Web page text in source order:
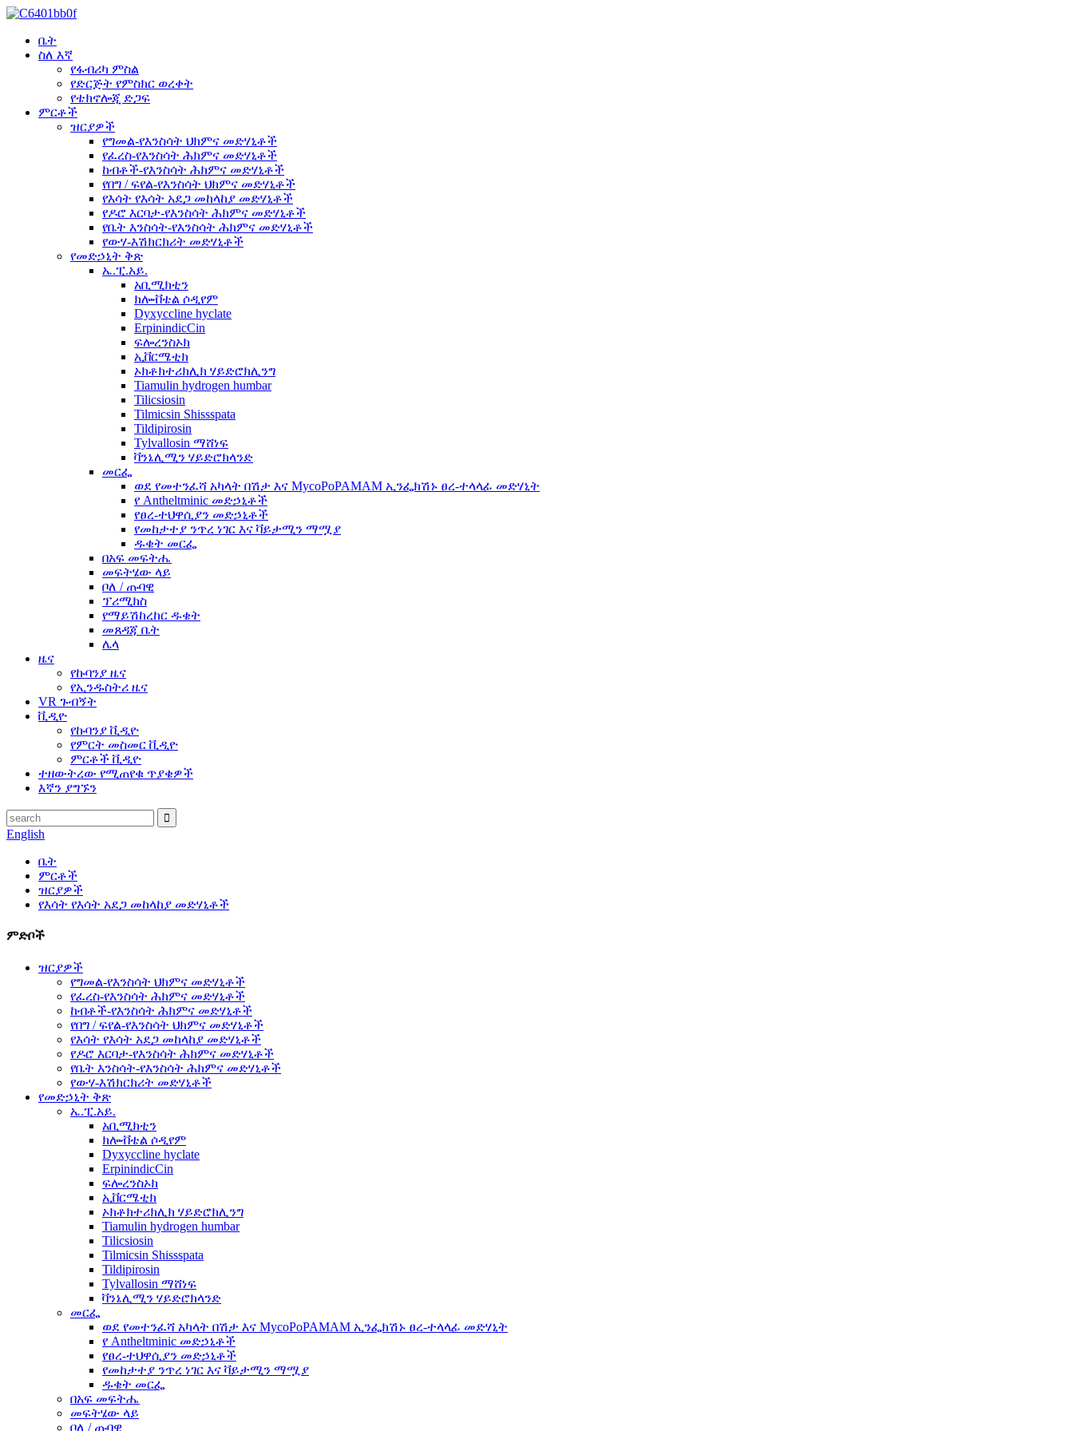
ቤት
ስለ እኛ
የፋብሪካ ምስል
የድርጅት የምስክር ወረቀት
የቴክኖሎጂ ድጋፍ
ምርቶች
ዝርያዎች
የግመል-የእንስሳት ህክምና መድሃኒቶች
የፈረስ-የእንስሳት ሕክምና መድሃኒቶች
ከብቶች-የእንስሳት ሕክምና መድሃኒቶች
የበግ / ፍየል-የእንስሳት ህክምና መድሃኒቶች
የእሳት የእሳት አደጋ መከላከያ መድሃኒቶች
የዶሮ እርባታ-የእንስሳት ሕክምና መድሃኒቶች
የቤት እንስሳት-የእንስሳት ሕክምና መድሃኒቶች
የውሃ-እሽክርክሪት መድሃኒቶች
የመድኃኒት ቅጽ
ኤ.ፒ.አይ.
አቢሚክቲን
ክሎቭቴል ሶዲየም
Dyxyccline hyclate
ErpinindicCin
ፍሎረንስኦክ
ኢቨርሜቲክ
ኦክቶክተሪክሊክ ሃይድሮክሊንግ
Tiamulin hydrogen humbar
Tilicsiosin
Tilmicsin Shissspata
Tildipirosin
Tylvallosin ማሸነፍ
ቫንኔሊሚን ሃይድሮክላንድ
መርፌ
ወደ የመተንፈሻ አካላት በሽታ እና MycoPoPAMAM ኢንፌክሽኑ ፀረ-ተላላፊ መድሃኒት
የ Antheltminic መድኃኒቶች
የፀረ-ተህዋሲያን መድኃኒቶች
የመከታተያ ንጥረ ነገር እና ቫይታሚን ማሟያ
ዱቄት መርፌ
በአፍ መፍትሔ
መፍትሄው ላይ
ቦለ / ጡባዊ
ፕሪሚክስ
የማይሽከረከር ዱቄት
መጸዳጃ ቤት
ሌላ
ዜና
የኩባንያ ዜና
የኢንዱስትሪ ዜና
VR ጉብኝት
ቪዲዮ
የኩባንያ ቪዲዮ
የምርት መስመር ቪዲዮ
ምርቶች ቪዲዮ
ተዘውትረው የሚጠየቁ ጥያቄዎች
እኛን ያግኙን
English
ቤት
ምርቶች
ዝርያዎች
የእሳት የእሳት አደጋ መከላከያ መድሃኒቶች
ምድቦች
ዝርያዎች
የግመል-የእንስሳት ህክምና መድሃኒቶች
የፈረስ-የእንስሳት ሕክምና መድሃኒቶች
ከብቶች-የእንስሳት ሕክምና መድሃኒቶች
የበግ / ፍየል-የእንስሳት ህክምና መድሃኒቶች
የእሳት የእሳት አደጋ መከላከያ መድሃኒቶች
የዶሮ እርባታ-የእንስሳት ሕክምና መድሃኒቶች
የቤት እንስሳት-የእንስሳት ሕክምና መድሃኒቶች
የውሃ-እሽክርክሪት መድሃኒቶች
የመድኃኒት ቅጽ
ኤ.ፒ.አይ.
አቢሚክቲን
ክሎቭቴል ሶዲየም
Dyxyccline hyclate
ErpinindicCin
ፍሎረንስኦክ
ኢቨርሜቲክ
ኦክቶክተሪክሊክ ሃይድሮክሊንግ
Tiamulin hydrogen humbar
Tilicsiosin
Tilmicsin Shissspata
Tildipirosin
Tylvallosin ማሸነፍ
ቫንኔሊሚን ሃይድሮክላንድ
መርፌ
ወደ የመተንፈሻ አካላት በሽታ እና MycoPoPAMAM ኢንፌክሽኑ ፀረ-ተላላፊ መድሃኒት
የ Antheltminic መድኃኒቶች
የፀረ-ተህዋሲያን መድኃኒቶች
የመከታተያ ንጥረ ነገር እና ቫይታሚን ማሟያ
ዱቄት መርፌ
በአፍ መፍትሔ
መፍትሄው ላይ
ቦለ / ጡባዊ